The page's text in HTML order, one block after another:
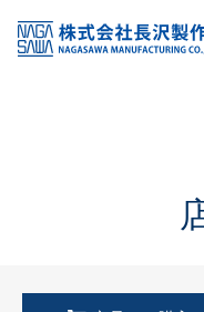
KSS加盟店・取扱店情報
店舗一覧